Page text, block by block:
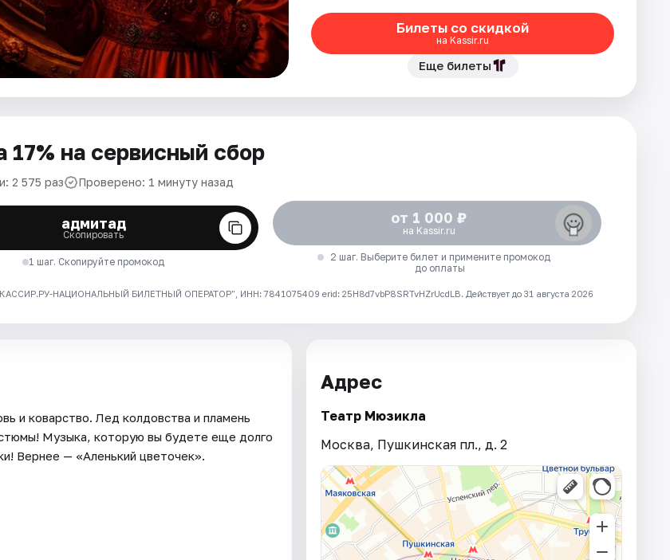
Билеты со скидкой
на Kassir.ru
Еще билеты
17% на сервисный сбор
2 575 раз Проверено: 1 минуту назад
адмитад
Скопировать
1 шаг. Скопируйте промокод
от 1 000 ₽
на Kassir.ru
2 шаг. Выберите билет и примените промокод
до оплаты
НАЦИОНАЛЬНЫЙ БИЛЕТНЫЙ ОПЕРАТОР", ИНН: 7841075409 erid: 25H8d7vbP8SRTvHZrUcdLB. Действует до 31 августа 2026
и коварство. Лед колдовства и пламень
Музыка, которую вы будете еще долго
Вернее — «Аленький цветочек».
Адрес
Театр Мюзикла
Москва, Пушкинская пл., д. 2